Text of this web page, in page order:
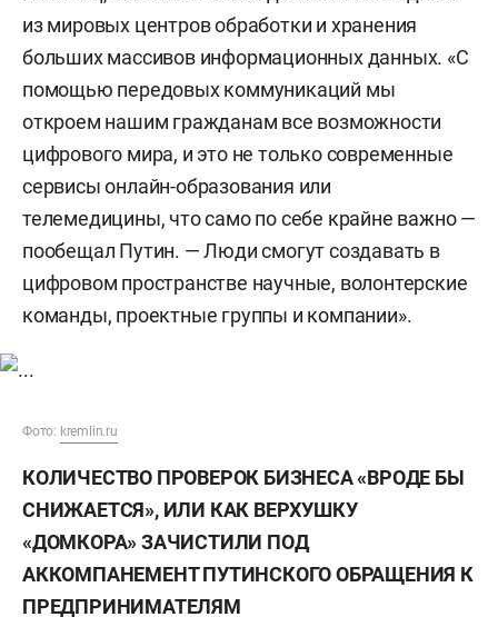
из мировых центров обработки и хранения
больших массивов информационных данных. «С
помощью передовых коммуникаций мы
откроем нашим гражданам все возможности
цифрового мира, и это не только современные
сервисы онлайн-образования или
телемедицины, что само по себе крайне важно —
пообещал Путин. — Люди смогут создавать в
цифровом пространстве научные, волонтерские
команды, проектные группы и компании».
Фото: kremlin.ru
КОЛИЧЕСТВО ПРОВЕРОК БИЗНЕСА «ВРОДЕ БЫ
СНИЖАЕТСЯ», ИЛИ КАК ВЕРХУШКУ
«ДОМКОРА» ЗАЧИСТИЛИ ПОД
АККОМПАНЕМЕНТ ПУТИНСКОГО ОБРАЩЕНИЯ К
ПРЕДПРИНИМАТЕЛЯМ